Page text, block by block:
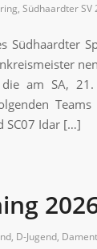
, Südhaardter SV
Südhaardter
am SA,
SC07 Idar […]
, D-Jugend,